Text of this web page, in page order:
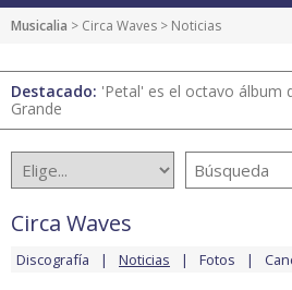
Musicalia > Circa Waves > Noticias
Destacado: 'Petal' es el octavo álbum
Grande
Circa Waves
Discografía Noticias Fotos